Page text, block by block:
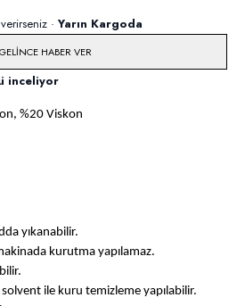
· Yarın Kargoda
GELINCE HABER VER
inceliyor
%20 Viskon
yıkanabilir.
kurutma yapılamaz.
ile kuru temizleme yapılabilir.